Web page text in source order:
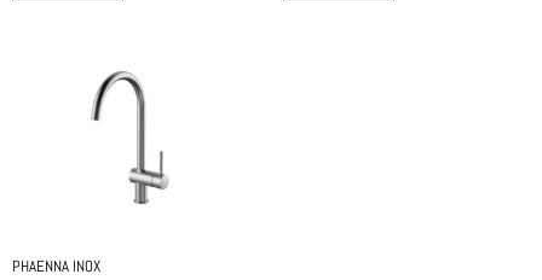
PHAENNA INOX